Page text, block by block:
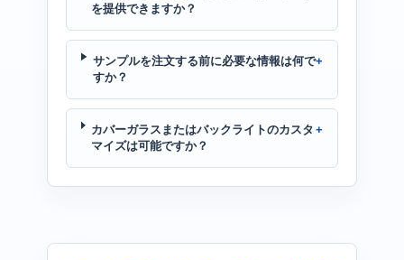
を提供できますか？
サンプルを注文する前に必要な情報は何で
すか？
カバーガラスまたはバックライトのカスタ
マイズは可能ですか？